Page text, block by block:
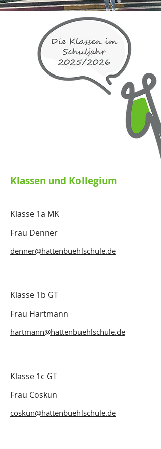
Klassen und Kollegium
Klasse 1a MK
Frau Denner
denner@hattenbuehlschule.de
Klasse 1b GT
Frau Hartmann
hartmann@hattenbuehlschule.de
Klasse 1c GT
Frau Coskun
coskun@hattenbuehlschule.de